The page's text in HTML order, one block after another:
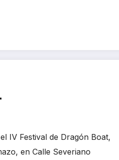
IV Festival de Dragón Boat,
en Calle Severiano